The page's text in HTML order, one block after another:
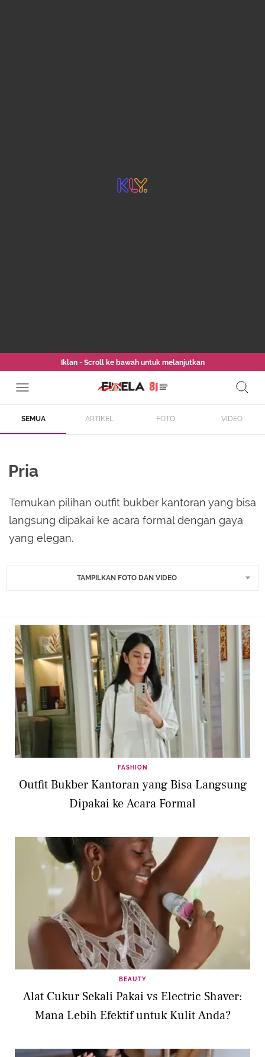
Iklan - Scroll ke bawah untuk melanjutkan
SEMUA ARTIKEL FOTO VIDEO
Pria
Temukan pilihan outfit bukber kantoran yang bisa
langsung dipakai ke acara formal dengan gaya
yang elegan.
TAMPILKAN FOTO DAN VIDEO
FASHION
Outfit Bukber Kantoran yang Bisa Langsung
Dipakai ke Acara Formal
BEAUTY
Alat Cukur Sekali Pakai vs Electric Shaver:
Mana Lebih Efektif untuk Kulit Anda?